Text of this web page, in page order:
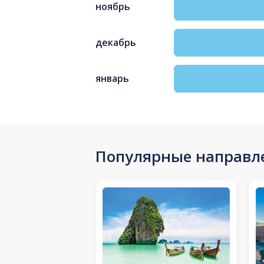
ноябрь
декабрь
январь
Популярные